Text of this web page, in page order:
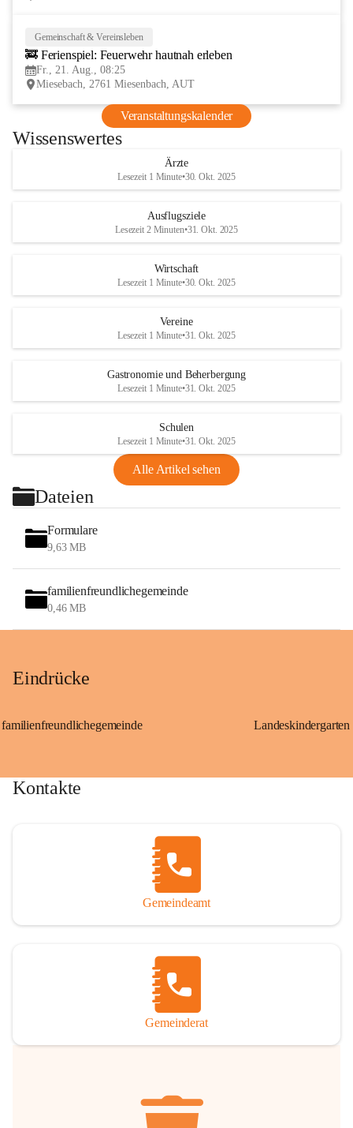
Gemeinschaft & Vereinsleben
🚒 Ferienspiel: Feuerwehr hautnah erleben
Fr., 21. Aug., 08:25
Miesebach, 2761 Miesenbach, AUT
Veranstaltungskalender
Wissenswertes
Ärzte
Lesezeit 1 Minute•30. Okt. 2025
Ausflugsziele
Lesezeit 2 Minuten•31. Okt. 2025
Wirtschaft
Lesezeit 1 Minute•30. Okt. 2025
Vereine
Lesezeit 1 Minute•31. Okt. 2025
Gastronomie und Beherbergung
Lesezeit 1 Minute•31. Okt. 2025
Schulen
Lesezeit 1 Minute•31. Okt. 2025
Alle Artikel sehen
Dateien
Formulare
9,63 MB
familienfreundlichegemeinde
0,46 MB
Eindrücke
familienfreundlichegemeinde
Kontakte
Gemeindeamt
Gemeinderat